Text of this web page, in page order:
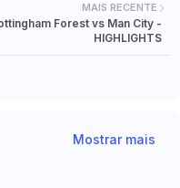
MAIS RECENTE
Forest vs Man City -
HIGHLIGHTS
Mostrar mais